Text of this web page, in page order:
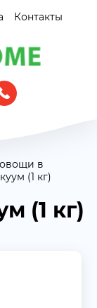
Контакты
в
(1 кг)
(1 кг)